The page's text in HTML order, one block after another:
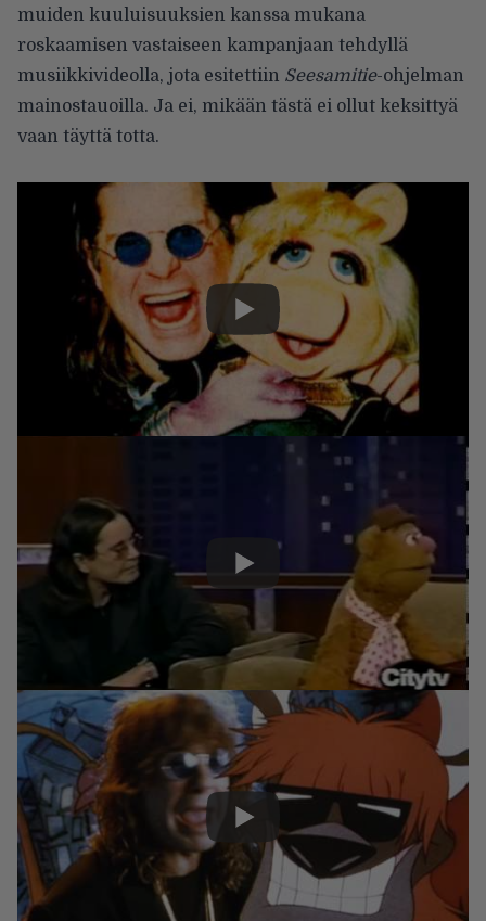
muiden kuuluisuuksien kanssa mukana
roskaamisen vastaiseen kampanjaan tehdyllä
musiikkivideolla, jota esitettiin Seesamitie-ohjelman
mainostauoilla. Ja ei, mikään tästä ei ollut keksittyä
vaan täyttä totta.